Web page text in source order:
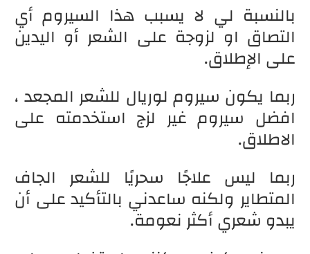
بالنسبة لي لا يسبب هذا السيروم أي
التصاق او لزوجة على الشعر أو اليدين
على الإطلاق.
ربما يكون سيروم لوريال للشعر المجعد ،
افضل سيروم غير لزج استخدمته على
الاطلاق.
ربما ليس علاجًا سحريًا للشعر الجاف
المتطاير ولكنه ساعدني بالتأكيد على أن
يبدو شعري أكثر نعومة.